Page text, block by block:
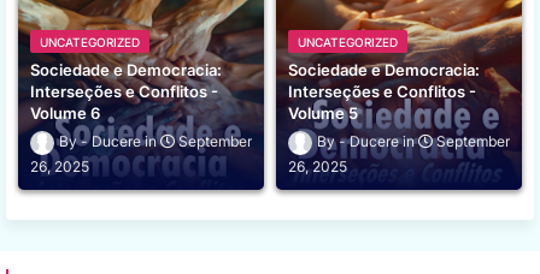
UNCATEGORIZED
Sociedade e Democracia:
Interseções e Conflitos -
Volume 6
Ducere
September
26, 2025
UNCATEGORIZED
Sociedade e Democracia:
Interseções e Conflitos -
Volume 5
Ducere
September
26, 2025